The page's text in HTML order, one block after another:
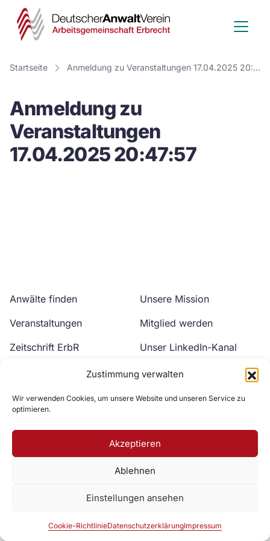
Zustimmung verwalten
Wir verwenden Cookies, um unsere Website und unseren Service zu
optimieren.
Akzeptieren
Ablehnen
Einstellungen ansehen
Cookie-RichtlinieDatenschutzerklärungImpressum
Deutscher
Anwalt
Verein
Startseite Anmeldung zu Veranstaltungen 17.04.2025 20:47:57
Anmeldung zu
Veranstaltungen
17.04.2025 20:47:57
Anwälte finden
Veranstaltungen
Zeitschrift ErbR
Unsere Mission
Mitglied werden
Unser LinkedIn-Kanal
Unser YouTube-Kanal
Zur DAV Webseite